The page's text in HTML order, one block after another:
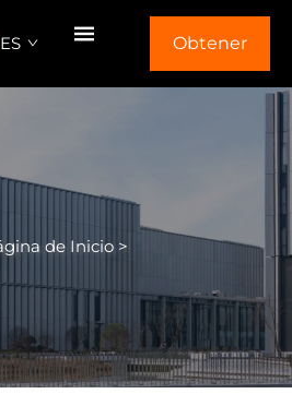
ES Obtener
de Inicio >